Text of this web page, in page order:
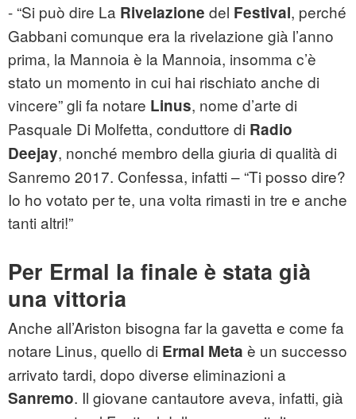
- “Si può dire La Rivelazione del Festival, perché
Gabbani comunque era la rivelazione già l’anno
prima, la Mannoia è la Mannoia, insomma c’è
stato un momento in cui hai rischiato anche di
vincere” gli fa notare Linus, nome d’arte di
Pasquale Di Molfetta, conduttore di Radio
Deejay, nonché membro della giuria di qualità di
Sanremo 2017. Confessa, infatti – “Ti posso dire?
Io ho votato per te, una volta rimasti in tre e anche
tanti altri!”
Per Ermal la finale è stata già
una vittoria
Anche all’Ariston bisogna far la gavetta e come fa
notare Linus, quello di Ermal Meta è un successo
arrivato tardi, dopo diverse eliminazioni a
Sanremo. Il giovane cantautore aveva, infatti, già